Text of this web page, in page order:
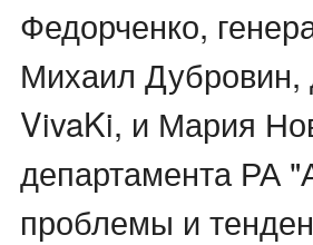
Федорченко,
Михаил Дубровин,
VivaKi, и Мария
департамента РА
проблемы и